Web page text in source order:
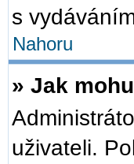
s
Nahoru
» Jak
uživateli.